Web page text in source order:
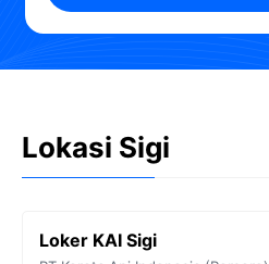
Lokasi Sigi
Loker KAI Sigi